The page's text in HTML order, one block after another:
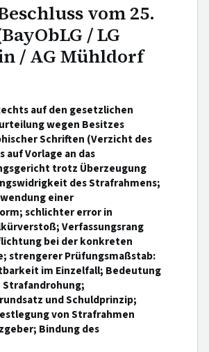
vom 25.
/ LG
/ AG Mühldorf
auf den gesetzlichen
wegen Besitzes
Schriften (Verzicht des
auf Vorlage an das
trotz Überzeugung
des Strafrahmens;
einer
schlichter error in
Verfassungsrang
bei der konkreten
strengerer Prüfungsmaßstab:
im Einzelfall; Bedeutung
und Schuldprinzip;
von Strafrahmen
Bindung des